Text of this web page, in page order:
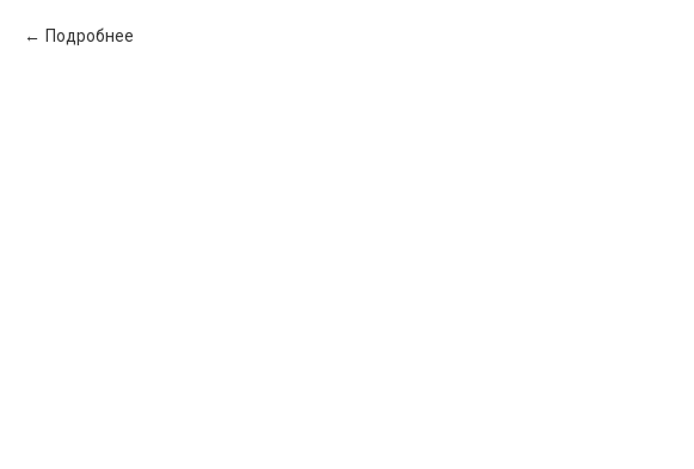
Подробнее